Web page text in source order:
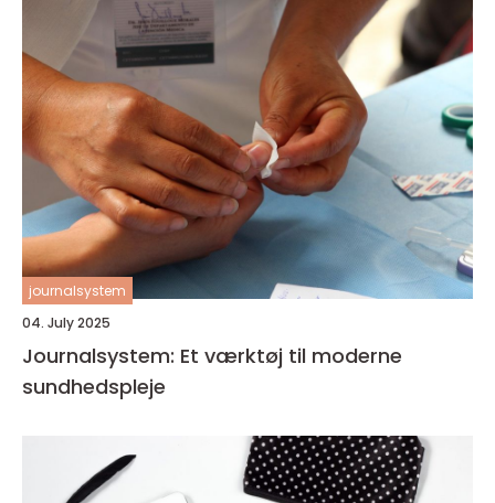
journalsystem
04. July 2025
Journalsystem: Et værktøj til moderne
sundhedspleje